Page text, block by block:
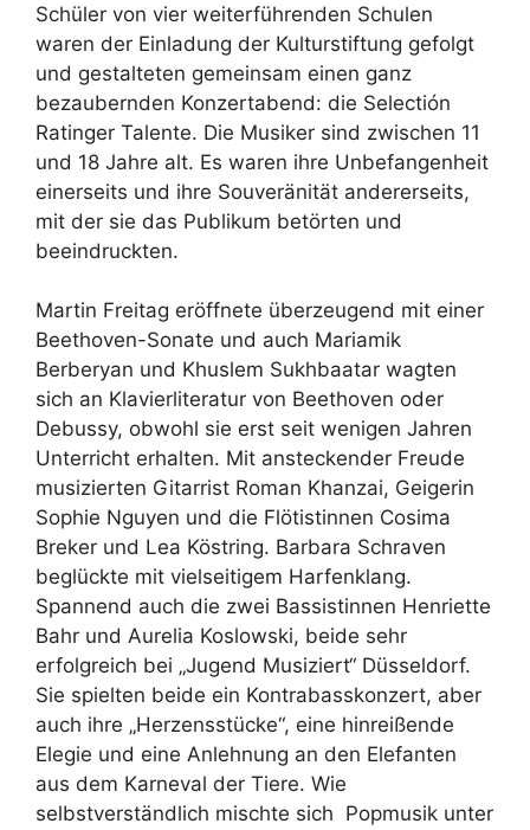
Schüler von vier weiterführenden Schulen
waren der Einladung der Kulturstiftung gefolgt
und gestalteten gemeinsam einen ganz
bezaubernden Konzertabend: die Selectión
Ratinger Talente. Die Musiker sind zwischen 11
und 18 Jahre alt. Es waren ihre Unbefangenheit
einerseits und ihre Souveränität andererseits,
mit der sie das Publikum betörten und
beeindruckten.
Martin Freitag eröffnete überzeugend mit einer
Beethoven-Sonate und auch Mariamik
Berberyan und Khuslem Sukhbaatar wagten
sich an Klavierliteratur von Beethoven oder
Debussy, obwohl sie erst seit wenigen Jahren
Unterricht erhalten. Mit ansteckender Freude
musizierten Gitarrist Roman Khanzai, Geigerin
Sophie Nguyen und die Flötistinnen Cosima
Breker und Lea Köstring. Barbara Schraven
beglückte mit vielseitigem Harfenklang.
Spannend auch die zwei Bassistinnen Henriette
Bahr und Aurelia Koslowski, beide sehr
erfolgreich bei „Jugend Musiziert“ Düsseldorf.
Sie spielten beide ein Kontrabasskonzert, aber
auch ihre „Herzensstücke“, eine hinreißende
Elegie und eine Anlehnung an den Elefanten
aus dem Karneval der Tiere. Wie
selbstverständlich mischte sich Popmusik unter